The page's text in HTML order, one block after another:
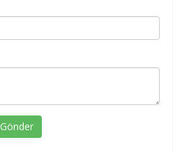
Gönder